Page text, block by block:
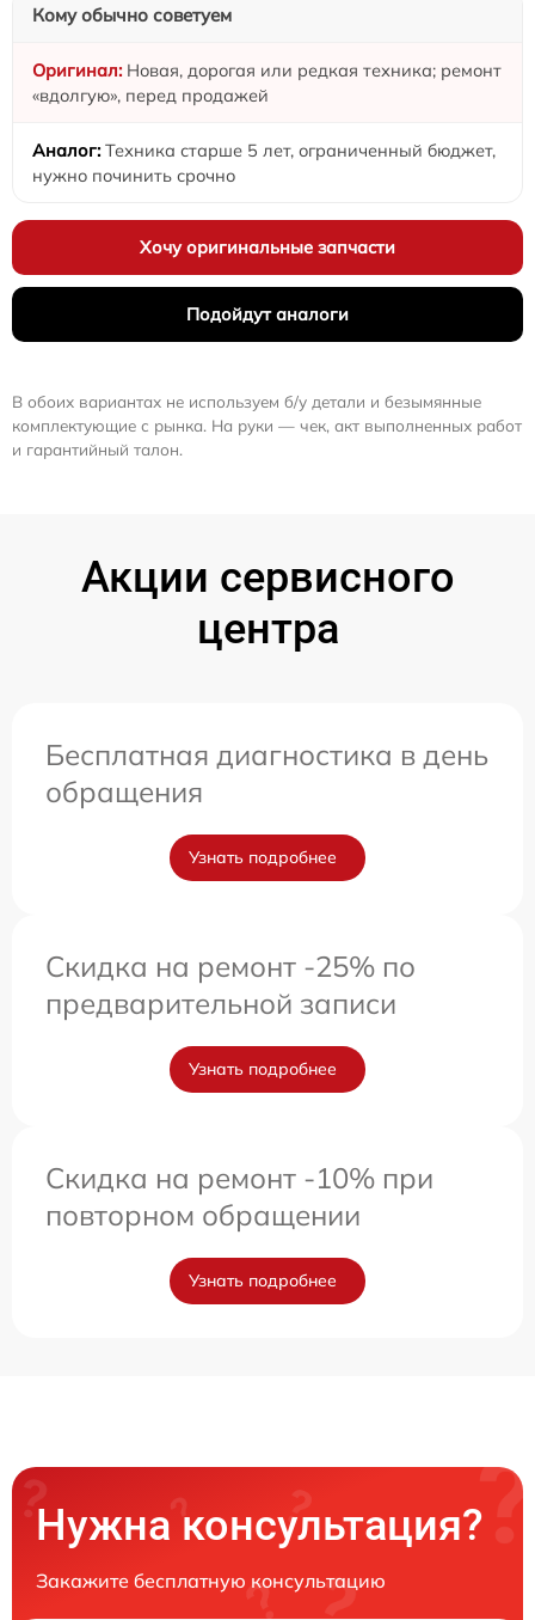
Кому обычно советуем
Новая, дорогая или редкая техника; ремонт
«вдолгую», перед продажей
Техника старше 5 лет, ограниченный бюджет,
нужно починить срочно
Хочу оригинальные запчасти
Подойдут аналоги
В обоих вариантах не используем б/у детали и безымянные
комплектующие с рынка. На руки — чек, акт выполненных работ
и гарантийный талон.
Акции сервисного
центра
Бесплатная диагностика в день
обращения
Узнать подробнее
Скидка на ремонт -25% по
предварительной записи
Узнать подробнее
Скидка на ремонт -10% при
повторном обращении
Узнать подробнее
Нужна консультация?
Закажите бесплатную консультацию